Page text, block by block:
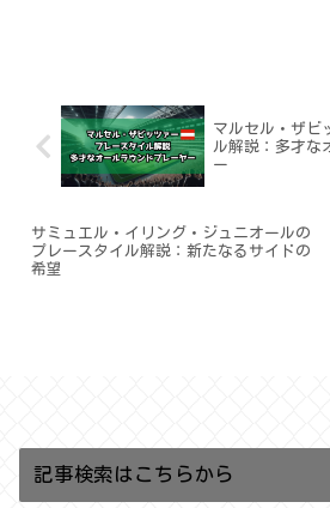
マルセル・ザビ
ル解説：多才な
ー
サミュエル・イリング・ジュニオールの
プレースタイル解説：新たなるサイドの
希望
記事検索はこちらから